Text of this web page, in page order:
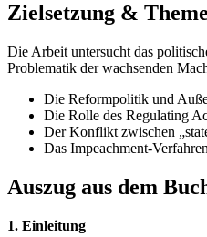
Zielsetzung &
Die Arbeit untersucht das
Problematik der wachsenden
Die Reformpolitik und
Die Rolle des Regulating
Der Konflikt zwischen
Das Impeachment-
Auszug aus dem
1. Einleitung